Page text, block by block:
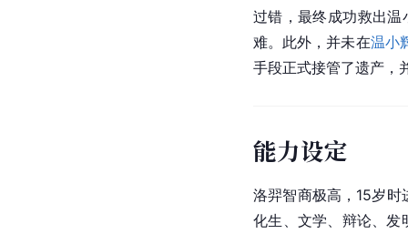
过错，最终成功救出
难。此外，并未在温小
手段正式接管了遗产，
能力设定
洛羿智商极高，15岁
化生、文学、辩论、发